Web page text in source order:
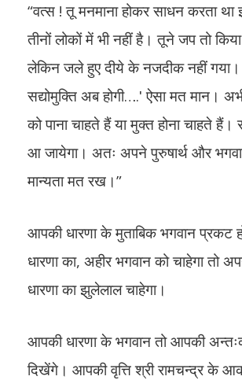
“वत्स ! तू मनमाना होकर साधन करता
तीनों लोकों में भी नहीं है। तूने जप तो
लेकिन जले हुए दीये के नजदीक नहीं गया।
सद्योमुक्ति अब होगी….ʹ ऐसा मत मान।
को पाना चाहते हैं या मुक्त होना चाहते
आ जायेगा। अतः अपने पुरुषार्थ और
मान्यता मत रख।”
आपकी धारणा के मुताबिक भगवान प्रकट
धारणा का, अहीर भगवान को चाहेगा तो
धारणा का झुलेलाल चाहेगा।
आपकी धारणा के भगवान तो आपकी
दिखेंगे। आपकी वृत्ति श्री रामचन्द्र के